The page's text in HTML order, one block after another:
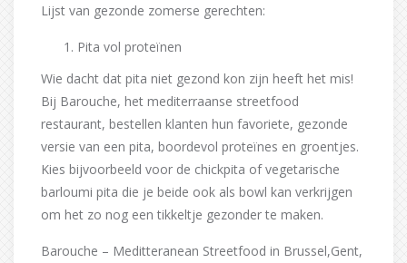
Lijst van gezonde zomerse gerechten:
Pita vol proteïnen
Wie dacht dat pita niet gezond kon zijn heeft het mis!
Bij Barouche, het mediterraanse streetfood
restaurant, bestellen klanten hun favoriete, gezonde
versie van een pita, boordevol proteïnes en groentjes.
Kies bijvoorbeeld voor de chickpita of vegetarische
barloumi pita die je beide ook als bowl kan verkrijgen
om het zo nog een tikkeltje gezonder te maken.
Barouche – Meditteranean Streetfood in Brussel,Gent,